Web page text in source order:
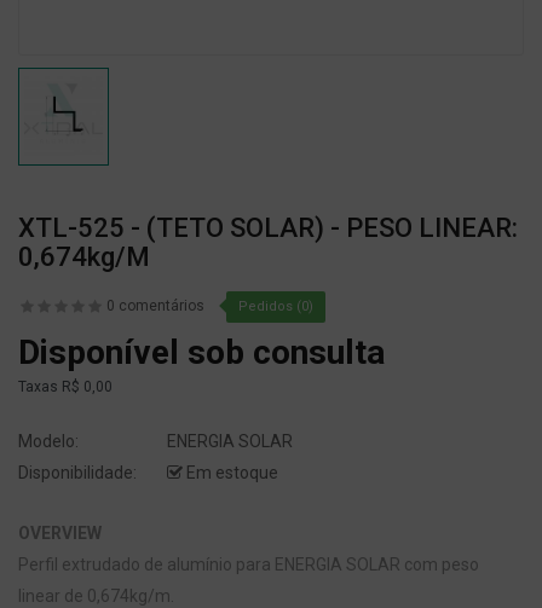
XTL-525 - (TETO SOLAR) - PESO LINEAR:
0,674kg/m
0 comentários Pedidos (0)
Disponível sob consulta
Taxas R$ 0,00
Modelo:
ENERGIA SOLAR
Disponibilidade:
Em estoque
OVERVIEW
Perfil extrudado de alumínio para ENERGIA SOLAR com peso
linear de 0,674kg/m.